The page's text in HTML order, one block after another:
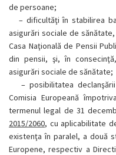
de persoane;
– dificultăţi în stabilirea
asigurări sociale de
Casa Naţională de Pensii
din pensii, şi, în
asigurări sociale de sănătate;
–posibilitatea
Comisia Europeană
termenul legal de 31
2015/2060, cu aplicabilitate
existenţa în paralel, a două
Europene, respectiv a